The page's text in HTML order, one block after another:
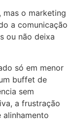
mas o marketing
a comunicação
ou não deixa
só em menor
buffet de
sem
a frustração
alinhamento